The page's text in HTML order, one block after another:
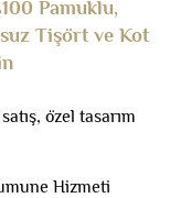
Pamuklu,
Tişört ve Kot
özel tasarım
Hizmeti